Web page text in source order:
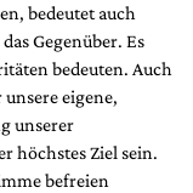
bedeutet auch
Gegenüber. Es
bedeuten. Auch
eigene,
unserer
höchstes Ziel sein.
befreien